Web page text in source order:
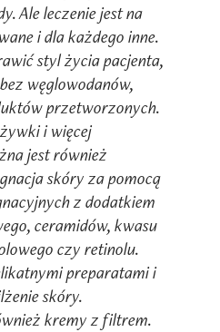
Ale leczenie jest na
i dla każdego inne.
styl życia pacjenta,
węglowodanów,
przetworzonych.
i więcej
jest również
skóry za pomocą
z dodatkiem
ceramidów, kwasu
czy retinolu.
preparatami i
skóry.
kremy z filtrem.